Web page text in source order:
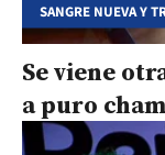
SANGRE NUEVA Y
Se viene
a puro